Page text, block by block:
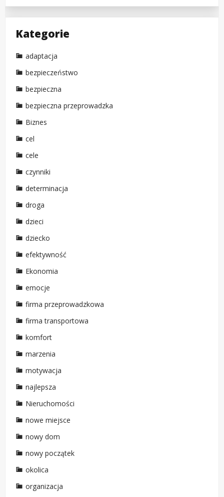
Kategorie
adaptacja
bezpieczeństwo
bezpieczna
bezpieczna przeprowadzka
Biznes
cel
cele
czynniki
determinacja
droga
dzieci
dziecko
efektywność
Ekonomia
emocje
firma przeprowadzkowa
firma transportowa
komfort
marzenia
motywacja
najlepsza
Nieruchomości
nowe miejsce
nowy dom
nowy początek
okolica
organizacja